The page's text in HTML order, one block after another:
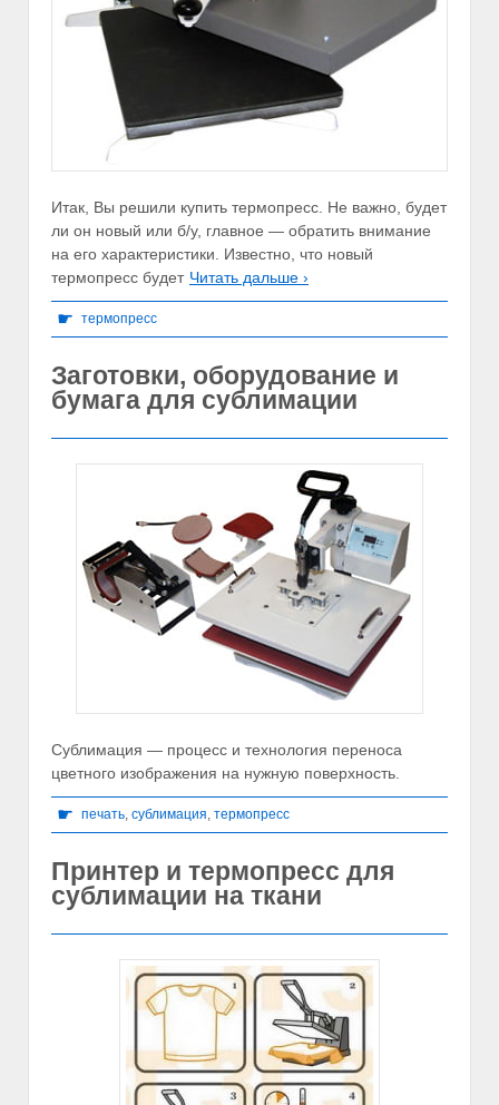
Итак, Вы решили купить термопресс. Не важно, будет
ли он новый или б/у, главное — обратить внимание
на его характеристики. Известно, что новый
термопресс будет Читать дальше ›
☛ термопресс
Заготовки, оборудование и
бумага для сублимации
Сублимация — процесс и технология переноса
цветного изображения на нужную поверхность.
☛ печать, сублимация, термопресс
Принтер и термопресс для
сублимации на ткани